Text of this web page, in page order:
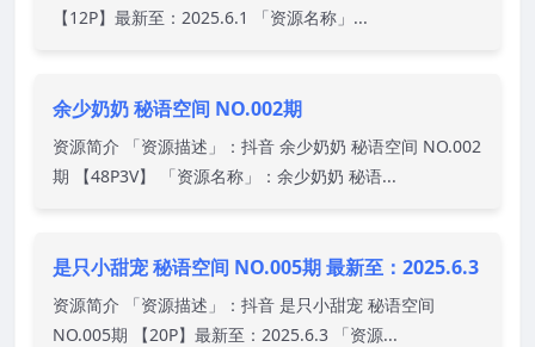
【12P】最新至：2025.6.1 「资源名称」...
余少奶奶 秘语空间 NO.002期
资源简介 「资源描述」：抖音 余少奶奶 秘语空间 NO.002
期 【48P3V】 「资源名称」：余少奶奶 秘语...
是只小甜宠 秘语空间 NO.005期 最新至：2025.6.3
资源简介 「资源描述」：抖音 是只小甜宠 秘语空间
NO.005期 【20P】最新至：2025.6.3 「资源...